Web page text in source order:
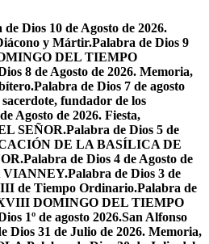
de Dios 10 de Agosto de 2026.
y Mártir.Palabra de Dios 9
DEL TIEMPO
8 de Agosto de 2026. Memoria,
Palabra de Dios 7 de agosto
fundador de los
Agosto de 2026. Fiesta,
SEÑOR.Palabra de Dios 5 de
DE LA BASÍLICA DE
Palabra de Dios 4 de Agosto de
VIANNEY.Palabra de Dios 3 de
de Tiempo Ordinario.Palabra de
XVIII DOMINGO DEL TIEMPO
1º de agosto 2026.San Alfonso
Dios 31 de Julio de 2026. Memoria,